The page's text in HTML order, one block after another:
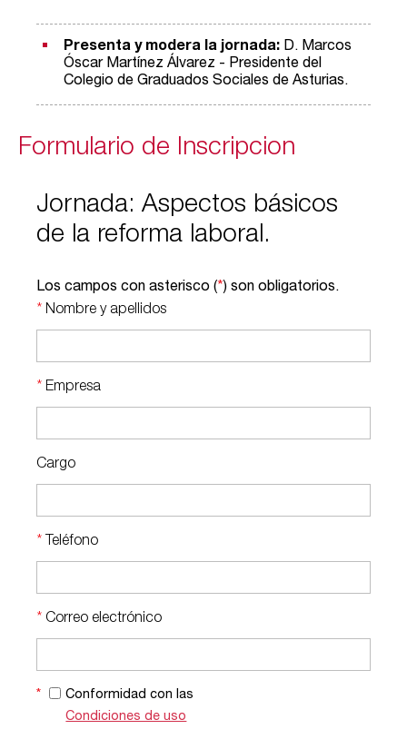
Presenta y modera la jornada: D. Marcos
Óscar Martínez Álvarez - Presidente del
Colegio de Graduados Sociales de Asturias.
Formulario de Inscripcion
Jornada: Aspectos básicos
de la reforma laboral.
Los campos con asterisco (*) son obligatorios.
* Nombre y apellidos
* Empresa
Cargo
* Teléfono
* Correo electrónico
*
Conformidad con las
Condiciones de uso